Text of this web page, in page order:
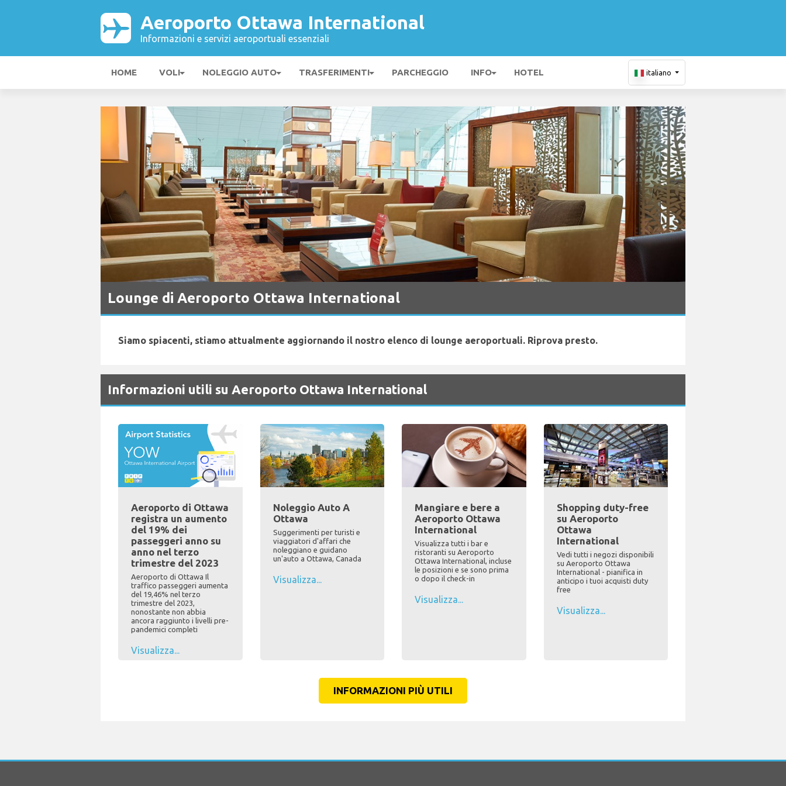
Aeroporto Ottawa International
Informazioni e servizi aeroportuali essenziali
HOME VOLI NOLEGGIO AUTO TRASFERIMENTI PARCHEGGIO INFO HOTEL italiano
Lounge di Aeroporto Ottawa International
Siamo spiacenti, stiamo attualmente aggiornando il nostro elenco di lounge aeroportuali. Riprova presto.
Informazioni utili su Aeroporto Ottawa International
Aeroporto di Ottawa
registra un aumento
del 19% dei
passeggeri anno su
anno nel terzo
trimestre del 2023
Aeroporto di Ottawa Il
traffico passeggeri aumenta
del 19,46% nel terzo
trimestre del 2023,
nonostante non abbia
ancora raggiunto i livelli pre-
pandemici completi
Visualizza...
Noleggio Auto A
Ottawa
Suggerimenti per turisti e
viaggiatori d'affari che
noleggiano e guidano
un'auto a Ottawa, Canada
Visualizza...
Mangiare e bere a
Aeroporto Ottawa
International
Visualizza tutti i bar e
ristoranti su Aeroporto
Ottawa International, incluse
le posizioni e se sono prima
o dopo il check-in
Visualizza...
Shopping duty-free
su Aeroporto
Ottawa
International
Vedi tutti i negozi disponibili
su Aeroporto Ottawa
International - pianifica in
anticipo i tuoi acquisti duty
free
Visualizza...
INFORMAZIONI PIÙ UTILI